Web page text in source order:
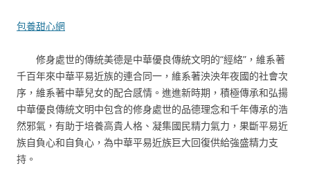
包養甜心網
修身處世的傳統美德是中華優良傳統文明的“經絡”，維系著
千百年來中華平易近族的連合同一，維系著泱泱年夜國的社會次
序，維系著中華兒女的配合感情。進進新時期，積極傳承和弘揚
中華優良傳統文明中包含的修身處世的品德理念和千年傳承的浩
然邪氣，有助于培養高貴人格、凝集國民精力氣力，果斷平易近
族自負心和自負心，為中華平易近族巨大回復供給強盛精力支
持。